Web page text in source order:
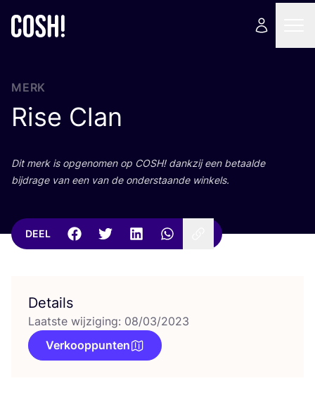
MERK
Rise Clan
Dit merk is opge­no­men op COSH! dank­zij een betaal­de
bij­dra­ge van een van de onder­staan­de winkels.
DEEL
Details
Laatste wijziging: 08/03/2023
Verkooppunten